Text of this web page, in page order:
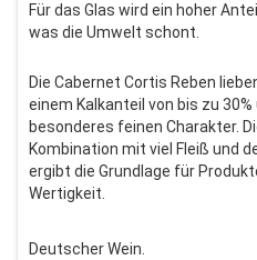
Für das Glas wird ein hoher
was die Umwelt schont.
Die Cabernet Cortis Reben
einem Kalkanteil von bis zu
besonderes feinen Charakter.
Kombination mit viel Fleiß und
ergibt die Grundlage für
Wertigkeit.
Deutscher Wein.